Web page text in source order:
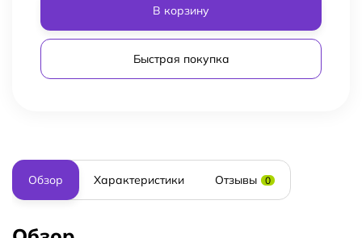
В корзину
Быстрая покупка
Обзор Характеристики Отзывы 0